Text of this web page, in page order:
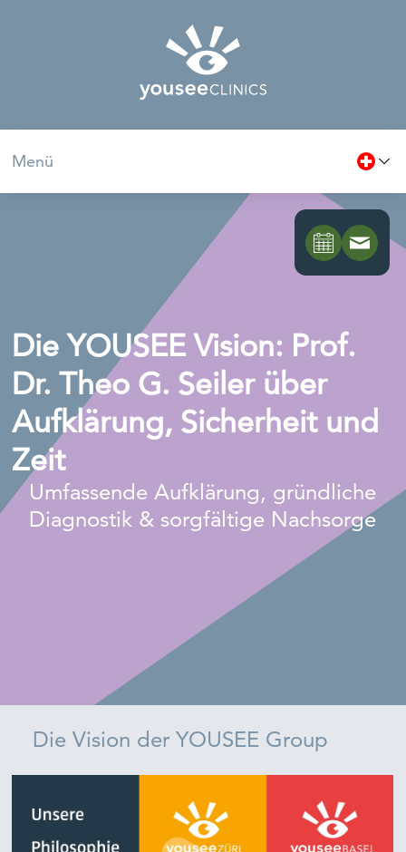
Menü
Die YOUSEE Vision: Prof.
Dr. Theo G. Seiler über
Aufklärung, Sicherheit und
Zeit
Umfassende Aufklärung, gründliche
Diagnostik & sorgfältige Nachsorge
Die Vision der YOUSEE Group